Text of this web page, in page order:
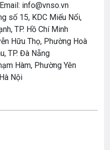
info@vnso.vn
số 15, KDC Miếu Nổi,
TP. Hồ Chí Minh
Hữu Thọ, Phường Hoà
TP. Đà Nẵng
Hàm, Phường Yên
Nội